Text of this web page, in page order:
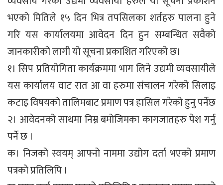
भएको मितिले १५ दिन भित्र तपसिलका शर्तहरु पालना हुने
गरि यस कार्यालयमा आवेदन दिन हुन सम्बन्धित सवैको
जानकारीको लागी यो सूचना प्रकाशित गरिएको छ।
१। सिप प्रतियोगिता कार्यक्रममा भाग लिने उद्यमी व्यवसायीले
यस कार्यालय वाट रात आ वा हरुमा संचालन गरेको सिलाइ
कटाइ विषयको तालिमबाट प्रमाण पत्र हासिल गरेको हुनु पर्नेछ
२। आवेदनको साथमा निम्न बमोजिमका कागजातहरु पेश गर्नु
पर्ने छ ।
क। निजको स्वयम् आफ्नो नाममा उद्योग दर्ता भएको प्रमाण
पत्रको प्रतिलिपि ।